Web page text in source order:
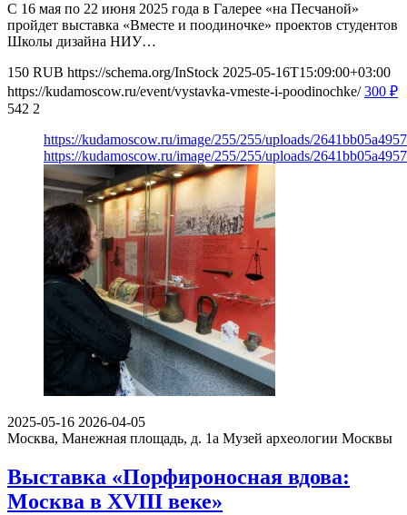
С 16 мая по 22 июня 2025 года в Галерее «на Песчаной»
пройдет выставка «Вместе и поодиночке» проектов студентов
Школы дизайна НИУ…
150 RUB https://schema.org/InStock 2025-05-16T15:09:00+03:00
https://kudamoscow.ru/event/vystavka-vmeste-i-poodinochke/ 300 ₽
542 2
https://kudamoscow.ru/image/255/255/uploads/
https://kudamoscow.ru/image/255/255/uploads/
2025-05-16 2026-04-05
Москва, Манежная площадь, д. 1а Музей археологии Москвы
Выставка «Порфироносная вдова:
Москва в XVIII веке»